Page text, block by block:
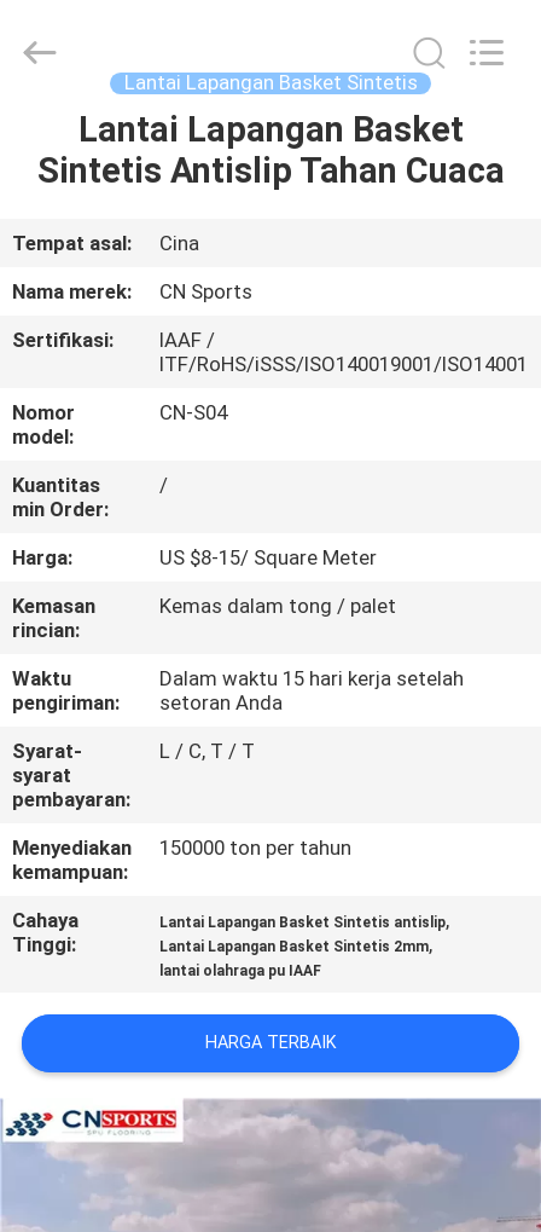
RUMAH
TENTANG
KAMI
TUR
PABRIK
KONTROL
KUALITAS
HUBUNGI
KAMI
PERMINTAAN
PENAWARAN
SITEMAP
PRIVACY
Materials
Lantai Lapangan Basket Sintetis
Lantai Lapangan Basket
Sintetis Antislip Tahan Cuaca
Tempat asal:
Cina
Nama merek:
CN Sports
Sertifikasi:
IAAF /
ITF/RoHS/iSSS/ISO140019001/ISO14001
Nomor
model:
CN-S04
Kuantitas
min Order:
/
Harga:
US $8-15/ Square Meter
Kemasan
rincian:
Kemas dalam tong / palet
Waktu
pengiriman:
Dalam waktu 15 hari kerja setelah
setoran Anda
Syarat-
syarat
pembayaran:
L / C, T / T
Menyediakan
kemampuan:
150000 ton per tahun
Cahaya
Tinggi:
Lantai Lapangan Basket Sintetis antislip,
Lantai Lapangan Basket Sintetis 2mm,
lantai olahraga pu IAAF
HARGA TERBAIK